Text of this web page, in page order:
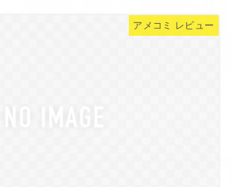
アメコミ レビュー